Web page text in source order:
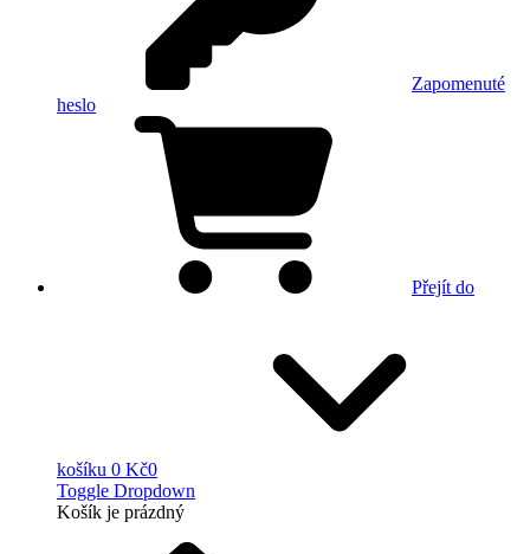
Zapomenuté
heslo
Přejít do
košíku 0 Kč0
Toggle Dropdown
Košík je prázdný